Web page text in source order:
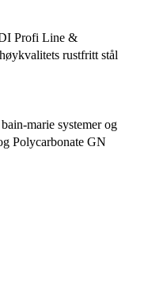
Profi Line &
rustfritt stål
marie systemer og
Polycarbonate GN